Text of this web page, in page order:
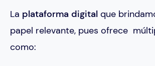
La plataforma digital que
papel relevante, pues ofrece
como: